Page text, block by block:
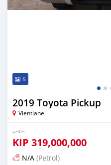
5
2019 Toyota Pickup
Vientiane
ລາຄາ
KIP 319,000,000
N/A (Petrol)